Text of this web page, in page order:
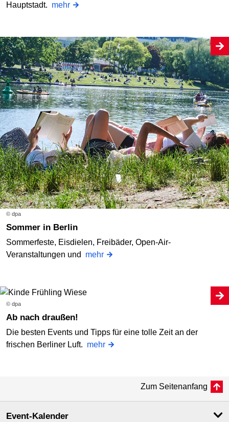
Hauptstadt. mehr
© dpa
Sommer in Berlin
Sommerfeste, Eisdielen, Freibäder, Open-Air-
Veranstaltungen und mehr
© dpa
Ab nach draußen!
Die besten Events und Tipps für eine tolle Zeit an der
frischen Berliner Luft. mehr
Zum Seitenanfang
Event-Kalender